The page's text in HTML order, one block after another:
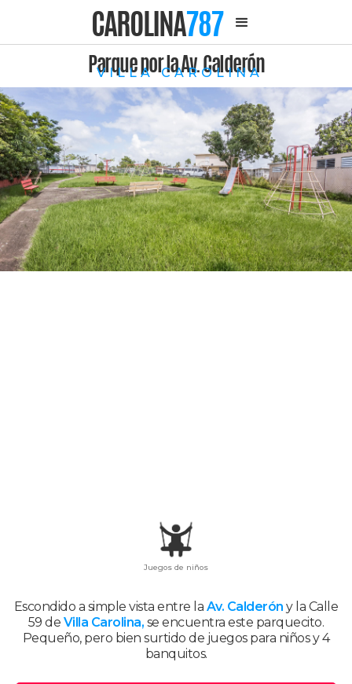
CAROLINA787
Parque por la Av. Calderón
VILLA CAROLINA
Juegos de niños
Escondido a simple vista entre la Av. Calderón y la Calle
59 de Villa Carolina, se encuentra este parquecito.
Pequeño, pero bien surtido de juegos para niños y 4
banquitos.